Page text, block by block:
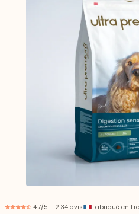
4.7/5 - 2134 avis Fabriqué en